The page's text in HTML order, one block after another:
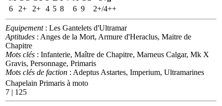
6
2+ 2+ 4 5 8 6 9 2+/4++
Equipement: Les Gantelets d'Ultramar
Aptitudes : Anges de la Mort, Armure d'Heraclus, Maitre de
Chapitre
Mots clés : Infanterie, Maître de Chapitre, Marneus Calgar, Mk X
Gravis, Personnage, Primaris
Mots clés de faction : Adeptus Astartes, Imperium, Ultramarines
Chapelain Primaris à moto
7 | 125